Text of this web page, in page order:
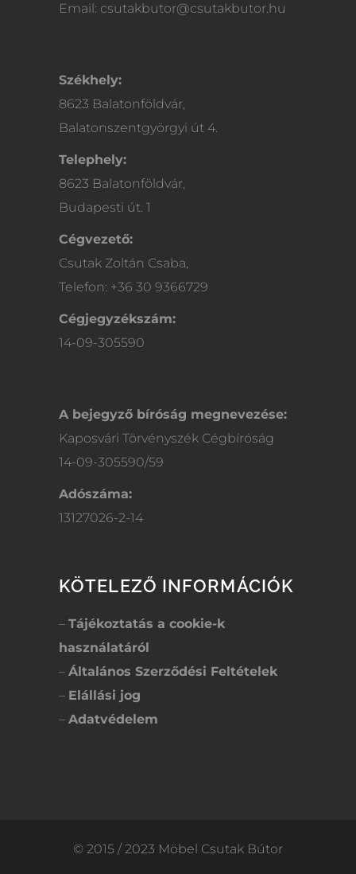
Email: csutakbutor@csutakbutor.hu
Székhely:
8623 Balatonföldvár,
Balatonszentgyörgyi út 4.
Telephely:
8623 Balatonföldvár,
Budapesti út. 1
Cégvezető:
Csutak Zoltán Csaba,
Telefon: +36 30 9366729
Cégjegyzékszám:
14-09-305590
A bejegyző bíróság megnevezése:
Kaposvári Törvényszék Cégbíróság
14-09-305590/59
Adószáma:
13127026-2-14
KÖTELEZŐ INFORMÁCIÓK
– Tájékoztatás a cookie-k
használatáról
– Általános Szerződési Feltételek
– Elállási jog
– Adatvédelem
© 2015 / 2023 Möbel Csutak Bútor